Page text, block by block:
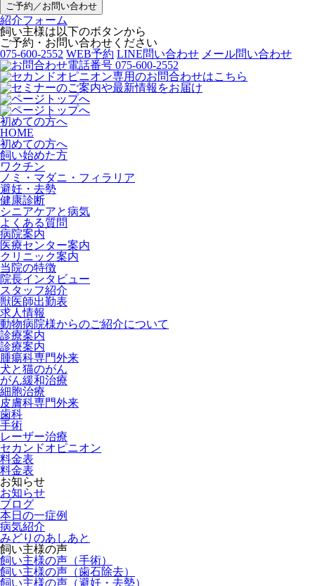
ご予約／お問い合わせ
紹介フォーム
飼い主様は以下のボタンから
ご予約・お問い合わせください
075-600-2552 WEB予約 LINE問い合わせ メール問い合わせ
初めての方へ
HOME
初めての方へ
飼い始めた方
ワクチン
ノミ・マダニ・フィラリア
避妊・去勢
健康診断
シニアケアと病気
よくある質問
病院案内
医療センター案内
クリニック案内
当院の特徴
院長インタビュー
スタッフ紹介
獣医師出勤表
求人情報
動物病院様からのご紹介について
診療案内
診療案内
腫瘍科専門外来
犬と猫のがん
がん緩和治療
細胞治療
皮膚科専門外来
歯科
手術
レーザー治療
セカンドオピニオン
料金表
料金表
お知らせ
お知らせ
ブログ
本日の一症例
病気紹介
みどりのあしあと
飼い主様の声
飼い主様の声（手術）
飼い主様の声（歯石除去）
飼い主様の声（避妊・去勢）